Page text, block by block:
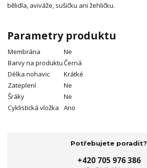
bělidla, aviváže, sušičku ani žehličku.
Parametry produktu
Membrána
Ne
Barvy na produktuČerná
Délka nohavic
Krátké
Zateplení
Ne
Šráky
Ne
Cyklistická vložka
Ano
Potřebujete poradit?
+420 705 976 386